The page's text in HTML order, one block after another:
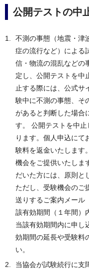
公開テストの中
不測の事態（地震・津
症の流行など）による
信・物流の混乱などの
定し、公開テストを中
止する際には、公式サ
験中に不測の事態、そ
があると判断した場合
す。 公開テストを中
ります。個人申込にて
験料を返金いたします
機会をご提供いたしま
だいた方には、原則と
ただし、受験機会のご
送りするご案内メール
該有効期間（１年間）
当該有効期間内に申し
効期間の延長や受験料
い。
当協会が試験続行に支